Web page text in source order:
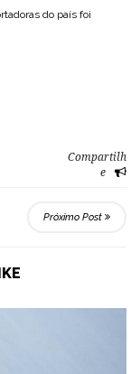
do país foi
Compartilh
e
Próximo Post